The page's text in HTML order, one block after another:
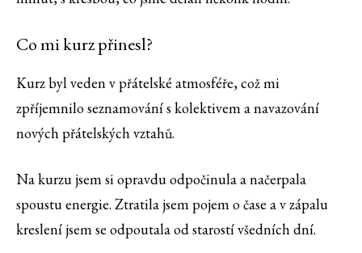
Co mi kurz přinesl?
Kurz byl veden v přátelské atmosféře, což mi
zpříjemnilo seznamování s kolektivem a navazování
nových přátelských vztahů.
Na kurzu jsem si opravdu odpočinula a načerpala
spoustu energie. Ztratila jsem pojem o čase a v zápalu
kreslení jsem se odpoutala od starostí všedních dní.